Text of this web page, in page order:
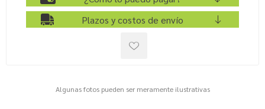
Plazos y costos de envío
Algunas fotos pueden ser meramente ilustrativas